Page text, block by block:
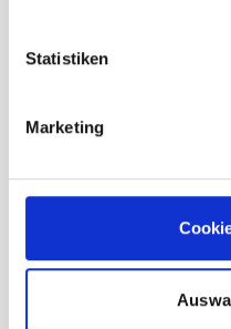
Statistiken
Marketing
Deuter
unser Preis ab: